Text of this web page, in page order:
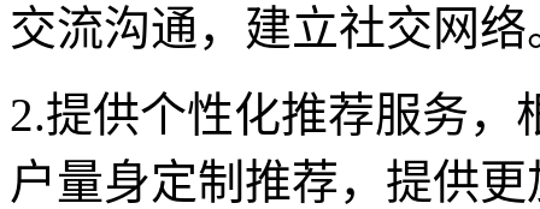
交流沟通，建立社交网络
2.提供个性化推荐服务
户量身定制推荐，提供